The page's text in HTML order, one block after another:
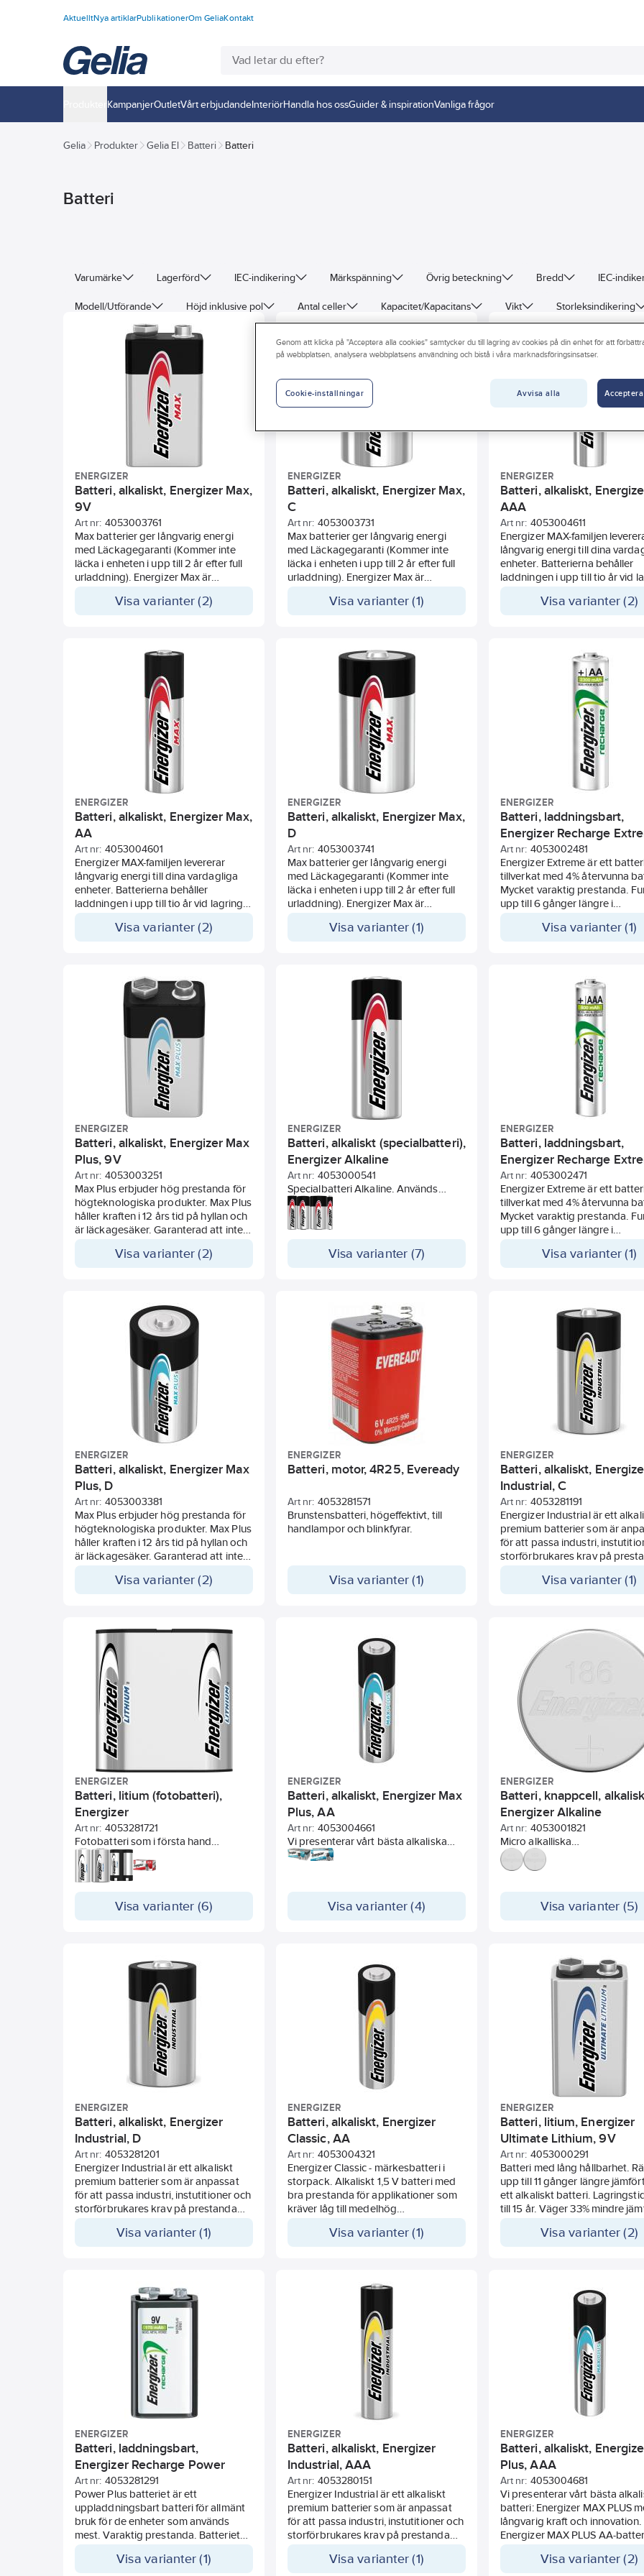
AktuelltNya artiklarPublikationerOm GeliaKontakt
KampanjerOutletVårt erbjudandeInteriörHandla hos ossGuider & inspirationVanliga frågor
Gelia Produkter Gelia El Batteri Batteri
Batteri
Varumärke Lagerförd IEC-indikering Märkspänning Övrig beteckning Bredd IEC-
Modell/Utförande Höjd inklusive pol Antal celler Kapacitet/Kapacitans Vikt Storleksindikering
Lämplig för EX-applikationer
ENERGIZER
Batteri, alkaliskt, Energizer Max,
9V
Art nr: 4053003761
Max batterier ger långvarig energi
med Läckagegaranti (Kommer inte
läcka i enheten i upp till 2 år efter full
urladdning). Energizer Max är
mot skadliga läckage, och är därför
enheter. Energizer har 10 års livslängd
Visa varianter (2)
ENERGIZER
Batteri, alkaliskt, Energizer Max,
C
Art nr: 4053003731
Max batterier ger långvarig energi
med Läckagegaranti (Kommer inte
läcka i enheten i upp till 2 år efter full
urladdning). Energizer Max är
mot skadliga läckage, och är därför
års livslängd på hyllan.
Visa varianter (1)
ENERGIZER
Batteri, alkaliskt,
AAA
Art nr: 4053004611
Energizer MAX-familjen
långvarig energi till dina
enheter. Batterierna behåller
laddningen i upp till tio år vid
den mest. Energizer MAX-
batterierna. Passar i ficklampor,
trådlösa möss och i andra
enheter. 100% återvinningbar
förpackning* (*exklusive
Visa varianter (2)
ENERGIZER
Batteri, alkaliskt, Energizer Max,
AA
Art nr: 4053004601
Energizer MAX-familjen levererar
långvarig energi till dina vardagliga
enheter. Batterierna behåller
laddningen i upp till tio år vid lagring,
den mest. Energizer MAX-batterier är
batterierna. Passar i ficklampor,
trådlösa möss och i andra värdefulla
enheter. 100% återvinningbar
förpackning* (*exklusive förslutning)
Visa varianter (2)
ENERGIZER
Batteri, alkaliskt, Energizer Max,
D
Art nr: 4053003741
Max batterier ger långvarig energi
med Läckagegaranti (Kommer inte
läcka i enheten i upp till 2 år efter full
urladdning). Energizer Max är
mot skadliga läckage, och är därför
års livslängd på hyllan.
Visa varianter (1)
ENERGIZER
Batteri, laddningsbart,
Energizer Recharge
AA
Art nr: 4053002481
Energizer Extreme är ett
tillverkat med 4% återvunna
Mycket varaktig prestanda.
upp till 6 gånger längre i
alkaliska Energizer-batterier.
förvara i upp till 12 månader
bibehållen batterieffekt.
laddat när du öppnar
IEC-benämning HR6.
Visa varianter (1)
ENERGIZER
Batteri, alkaliskt, Energizer Max
Plus, 9V
Art nr: 4053003251
Max Plus erbjuder hög prestanda för
högteknologiska produkter. Max Plus
håller kraften i 12 års tid på hyllan och
är läckagesäker. Garanterad att inte
finns kvar i apparater i upp till två år.
Visa varianter (2)
ENERGIZER
Batteri, alkaliskt (specialbatteri),
Energizer Alkaline
Art nr: 4053000541
Specialbatteri Alkaline. Används
främst i mindre elektroniska
apparater som t. ex. miniräknare,
fjärrkontroller och leksaker mm.
Visa varianter (7)
ENERGIZER
Batteri, laddningsbart,
Energizer Recharge
AAA
Art nr: 4053002471
Energizer Extreme är ett
tillverkat med 4% återvunna
Mycket varaktig prestanda.
upp till 6 gånger längre i
alkaliska Energizer-batterier.
förvara i upp till 12 månader
laddat när du öppnar
IEC-benämning HR03.
Visa varianter (1)
ENERGIZER
Batteri, alkaliskt, Energizer Max
Plus, D
Art nr: 4053003381
Max Plus erbjuder hög prestanda för
högteknologiska produkter. Max Plus
håller kraften i 12 års tid på hyllan och
är läckagesäker. Garanterad att inte
finns kvar i apparater i upp till två år.
produkter.
Visa varianter (2)
ENERGIZER
Batteri, motor, 4R25, Eveready
Art nr: 4053281571
Brunstensbatteri, högeffektivt, till
handlampor och blinkfyrar.
Visa varianter (1)
ENERGIZER
Batteri, alkaliskt,
Industrial, C
Art nr: 4053281191
Energizer Industrial är ett
premium batterier som är
för att passa industri,
storförbrukares krav på
Visa varianter (1)
ENERGIZER
Batteri, litium (fotobatteri),
Energizer
Art nr: 4053281721
Fotobatteri som i första hand
används till kameror, men har också
ett bredare användningsområden,
trådlösa larm och magnetkontakter
Visa varianter (6)
ENERGIZER
Batteri, alkaliskt, Energizer Max
Plus, AA
Art nr: 4053004661
Vi presenterar vårt bästa alkaliska
batteri: Energizer MAX PLUS med
förvaring, så du har kraft när du
Batterierna har läckageskydd* så du
kan känna dig säker vid användning.
*Vid förvaring av full urladdade
batterier i apparater i upp till två år.
100% återvinningbar förpackning*
(*exklusive förslutning)
Visa varianter (4)
ENERGIZER
Batteri, knappcell,
Energizer Alkaline
Art nr: 4053001821
Micro alkalliska
specialbatteri/knappcell avänds
främst i mindre elektroniska
Visa varianter (5)
ENERGIZER
Batteri, alkaliskt, Energizer
Industrial, D
Art nr: 4053281201
Energizer Industrial är ett alkaliskt
premium batterier som är anpassat
för att passa industri, instutitioner och
storförbrukares krav på prestanda
Visa varianter (1)
ENERGIZER
Batteri, alkaliskt, Energizer
Classic, AA
Art nr: 4053004321
Energizer Classic - märkesbatteri i
storpack. Alkaliskt 1,5 V batteri med
bra prestanda för applikationer som
kräver låg till medelhög
Batteriet har upp till 7 års hållbarhet
Visa varianter (1)
ENERGIZER
Batteri, litium, Energizer
Ultimate Lithium, 9V
Art nr: 4053000291
Batteri med lång hållbarhet.
upp till 11 gånger längre
ett alkaliskt batteri.
till 15 år. Väger 33% mindre
prestanda under extrema
Visa varianter (2)
ENERGIZER
Batteri, laddningsbart,
Energizer Recharge Power
Plus, 9V
Art nr: 4053281291
Power Plus batteriet är ett
uppladdningsbart batteri för allmänt
bruk för de enheter som används
mest. Varaktig prestanda. Batteriet
Visa varianter (1)
ENERGIZER
Batteri, alkaliskt, Energizer
Industrial, AAA
Art nr: 4053280151
Energizer Industrial är ett alkaliskt
premium batterier som är anpassat
för att passa industri, instutitioner och
storförbrukares krav på prestanda
Visa varianter (1)
ENERGIZER
Batteri, alkaliskt,
Plus, AAA
Art nr: 4053004681
Vi presenterar vårt bästa
batteri: Energizer MAX PLUS
långvarig kraft och innovation.
Energizer MAX PLUS AA-
förvaring, så du har kraft när du
Visa varianter (2)
Genom att klicka på "Acceptera alla cookies" samtycker du till lagring av cookies på din enhet för att
på webbplatsen, analysera webbplatsens användning och bistå i våra marknadsföringsinsatser.
Avvisa alla
Cookie-inställningar